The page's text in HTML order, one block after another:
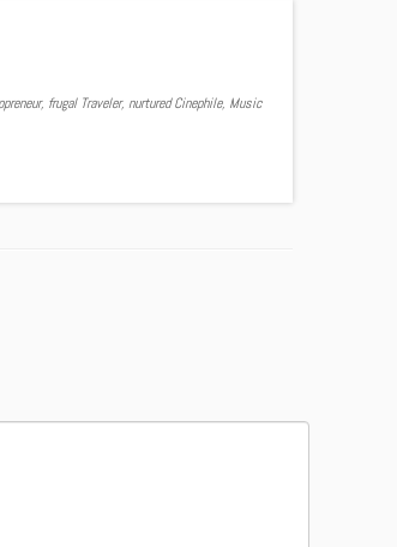
frugal Traveler, nurtured Cinephile, Music